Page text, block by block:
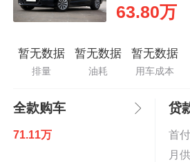
63.80万
暂无数据
排量
暂无数据
油耗
暂无数据
用车成本
全款购车
71.11万
贷
首付
月